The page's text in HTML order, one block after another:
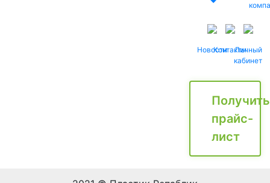
НовостиКонтактыЛичный
кабинет
Получить
прайс-
лист